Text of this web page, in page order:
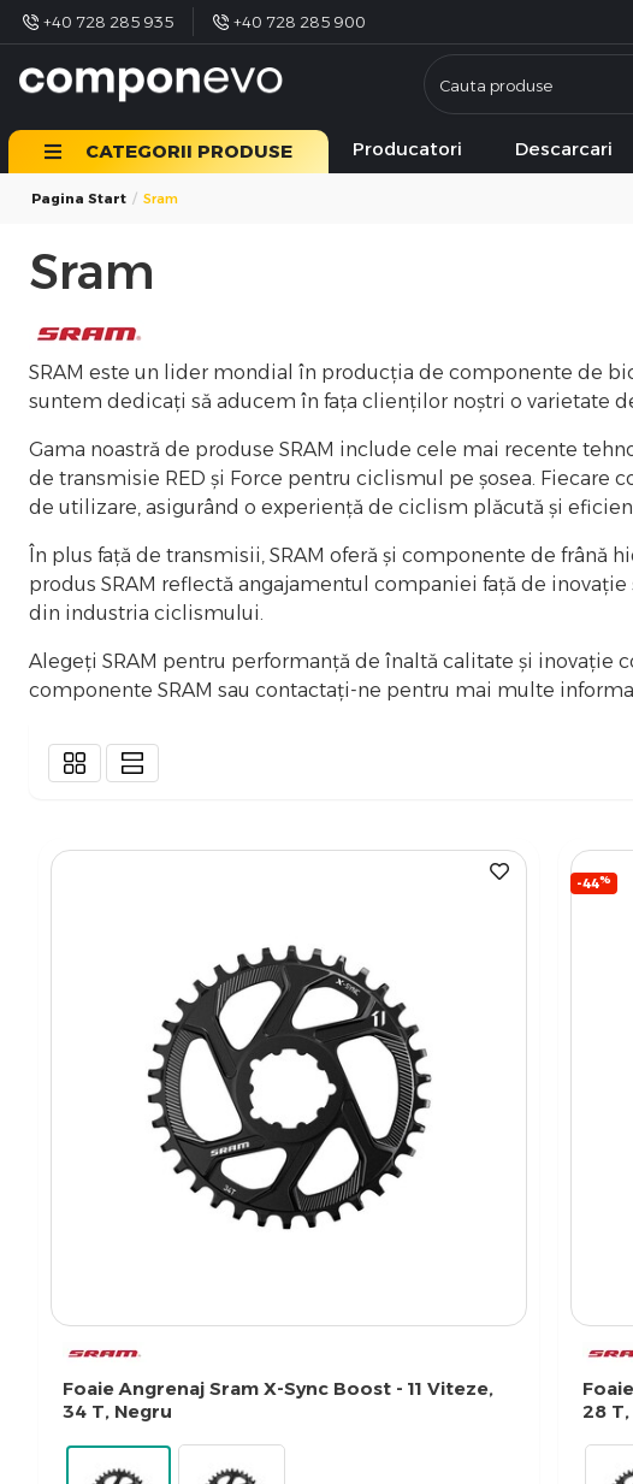
+40 728 285 935 +40 728 285 900
CATEGORII PRODUSE Producatori Descarcari
Pagina Start Sram
Sram
SRAM este un lider mondial în producția de componente de
suntem dedicați să aducem în fața clienților noștri o varietate
Gama noastră de produse SRAM include cele mai recente
de transmisie RED și Force pentru ciclismul pe șosea.
de utilizare, asigurând o experiență de ciclism plăcută și
În plus față de transmisii, SRAM oferă și componente de frână
produs SRAM reflectă angajamentul companiei față de
din industria ciclismului.
Alegeți SRAM pentru performanță de înaltă calitate și inovație
componente SRAM sau contactați-ne pentru mai multe
Foaie Angrenaj Sram X-Sync Boost - 11 Viteze,
34 T, Negru
-44%
28